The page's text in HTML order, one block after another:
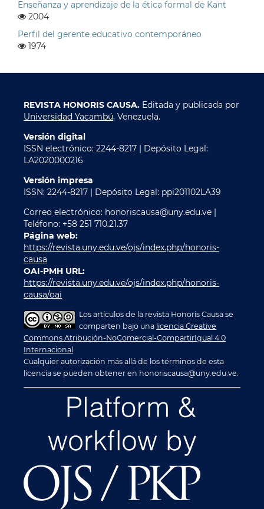
Enseñanza y aprendizaje de la ética formal de Kant
2004
Perfil del gerente educativo contemporáneo
1974
REVISTA HONORIS CAUSA. Editada y publicada por
Universidad Yacambú, Venezuela.
Versión digital
ISSN electrónico: 2244-8217 | Depósito Legal:
LA2020000216
Versión impresa
ISSN: 2244-8217 | Depósito Legal: ppi201102LA39
Correo electrónico: honoriscausa@uny.edu.ve |
Teléfono: +58 251 710.21.37
Página web:
https://revista.uny.edu.ve/ojs/index.php/honoris-
causa
OAI-PMH URL:
https://revista.uny.edu.ve/ojs/index.php/honoris-
causa/oai
Los artículos de la revista Honoris Causa se
comparten bajo una licencia Creative
Commons Atribución-NoComercial-CompartirIgual 4.0
Internacional
Cualquier autorización más allá de los términos de esta
licencia se pueden obtener en honoriscausa@uny.edu.ve.